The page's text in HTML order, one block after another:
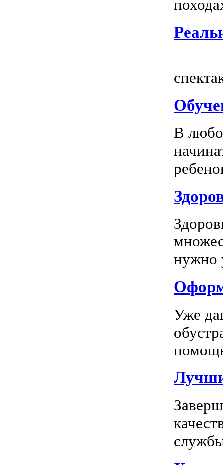
В
нужно
Уже